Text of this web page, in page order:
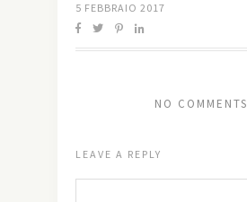
5 FEBBRAIO 2017
NO COMMENTS
LEAVE A REPLY